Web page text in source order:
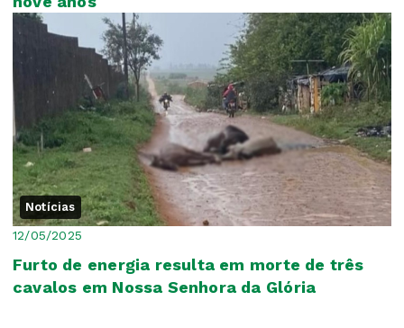
Notícias
12/05/2025
Furto de energia resulta em morte de três
cavalos em Nossa Senhora da Glória